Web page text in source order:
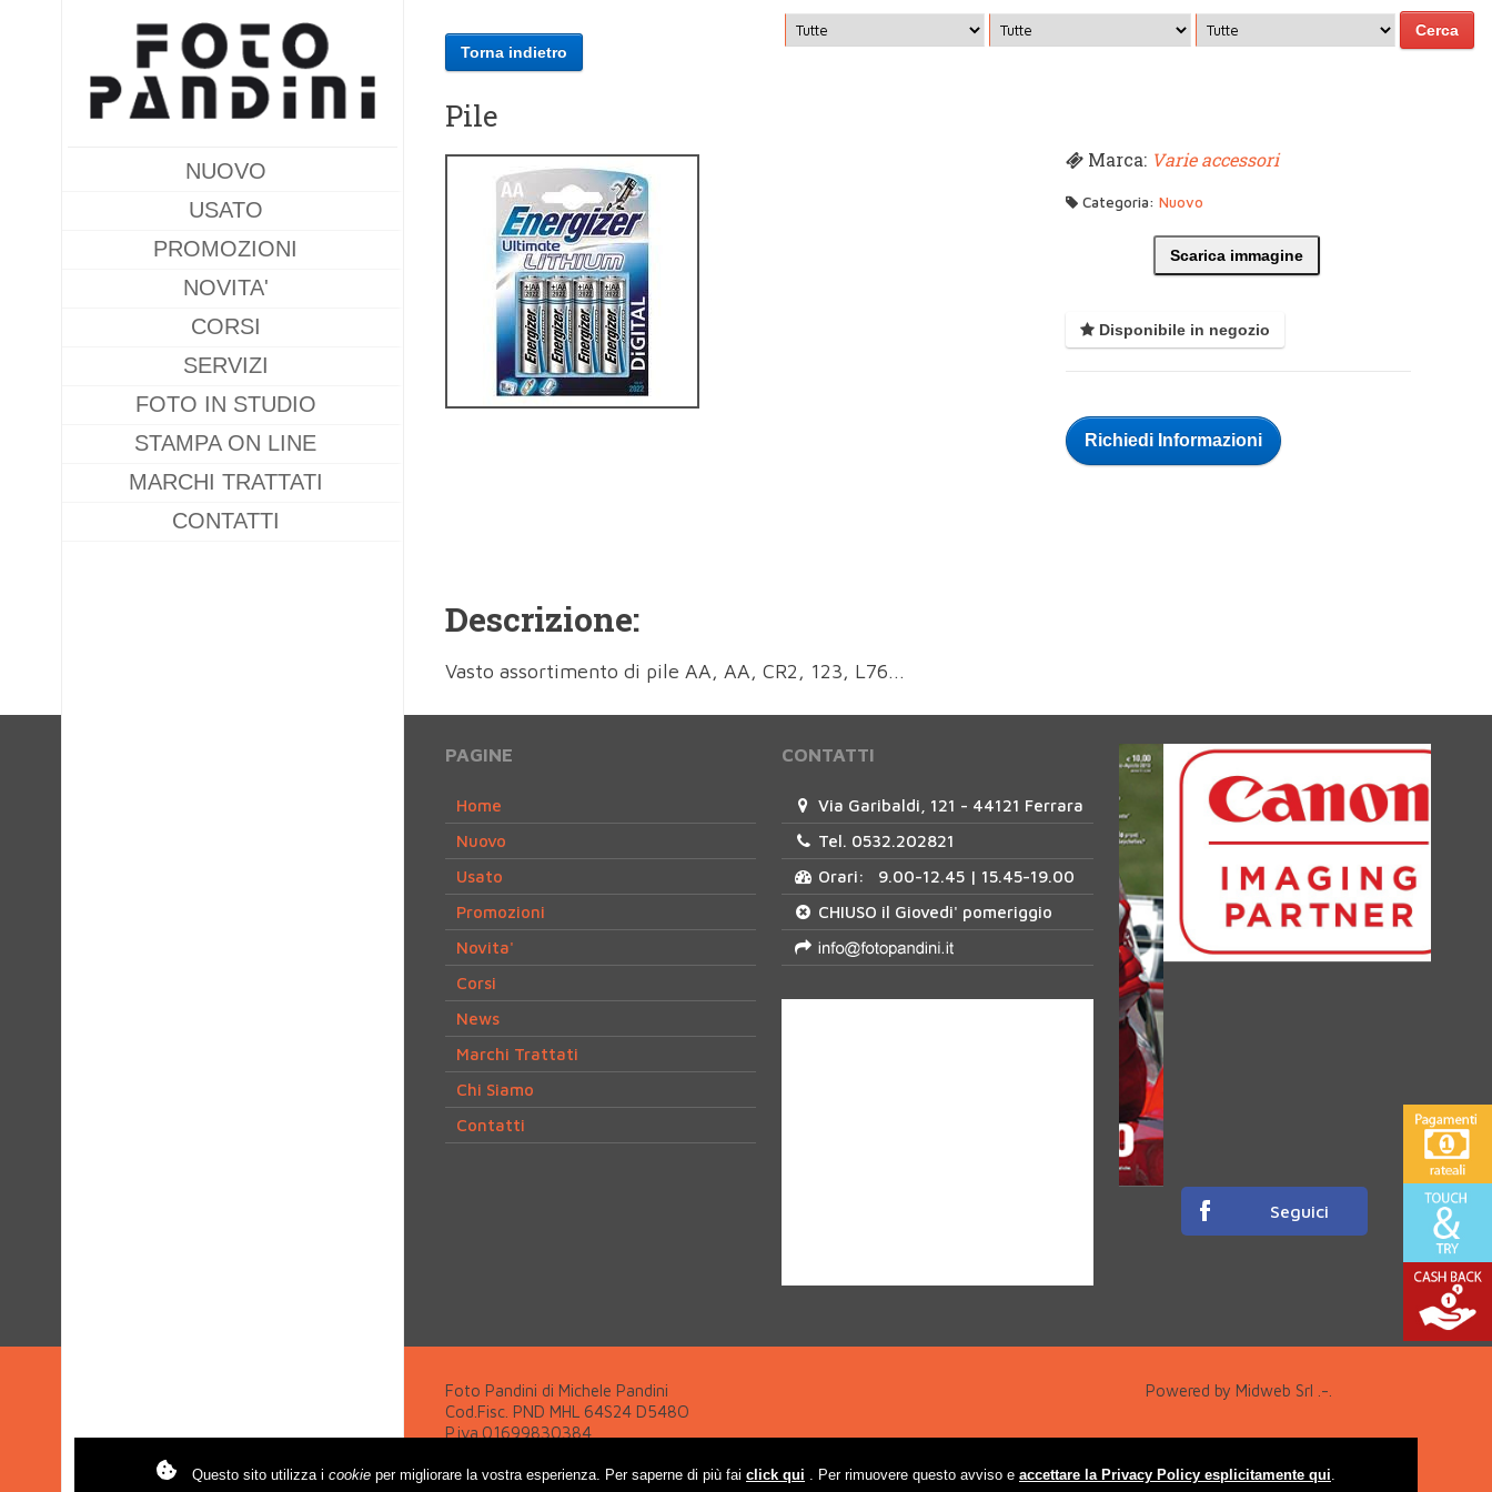
NUOVO
USATO
PROMOZIONI
NOVITA'
CORSI
SERVIZI
FOTO IN STUDIO
STAMPA ON LINE
MARCHI TRATTATI
CONTATTI
Torna indietro
Pile
Marca: Varie accessori
Categoria:Nuovo
Scarica immagine
Disponibile in negozio
Richiedi Informazioni
Descrizione:
Vasto assortimento di pile AA, AA, CR2, 123, L76...
PAGINE
Home
Nuovo
Usato
Promozioni
Novita'
Corsi
News
Marchi Trattati
Chi Siamo
Contatti
CONTATTI
Via Garibaldi, 121 - 44121 Ferrara
Tel. 0532.202821
Orari: 9.00-12.45 | 15.45-19.00
CHIUSO il Giovedi' pomeriggio
Seguici
Foto Pandini di Michele Pandini
Cod.Fisc. PND MHL 64S24 D548O
P.iva.01699830384
R.E.A. FE-190137
Powered by Midweb Srl .-.
Questo sito utilizza i cookie per migliorare la vostra esperienza. Per saperne di più fai click qui . Per rimuovere questo avviso e accettare la Privacy Policy esplicitamente qui.